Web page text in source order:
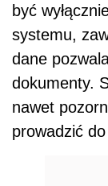
być
systemu,
dane
dokumenty.
nawet
prowadzić